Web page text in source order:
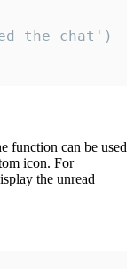
function can be used
icon. For
the unread